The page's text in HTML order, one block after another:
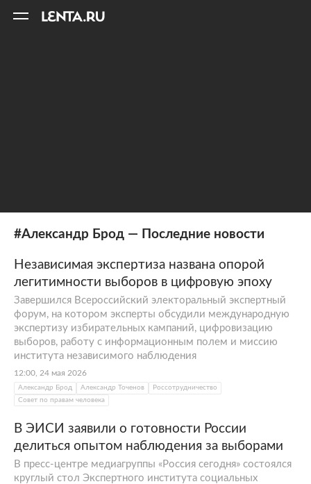
#Александр Брод — Последние новости
Независимая экспертиза названа опорой
легитимности выборов в цифровую эпоху
Завершился Всероссийский электоральный экспертный
форум, на котором эксперты обсудили международную
экспертизу избирательных кампаний, цифровизацию
выборов, работу с информационным полем и миссию
института независимого наблюдения
12:00, 24 мая 2026
Александр Брод Александр Точенов
Россотрудничество
Совет по правам человека
В ЭИСИ заявили о готовности России
делиться опытом наблюдения за выборами
В пресс-центре медиагруппы «Россия сегодня» состоялся
круглый стол Экспертного института социальных